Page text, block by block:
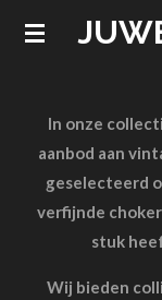
Ga
In onze
aanbod aan
geselecteerd
verfijnde
stuk
Wij bieden